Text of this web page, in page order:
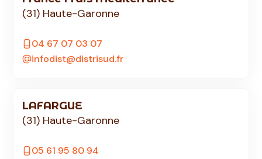
(31) Haute-Garonne
04 67 07 03 07
infodist@distrisud.fr
LAFARGUE
(31) Haute-Garonne
05 61 95 80 94